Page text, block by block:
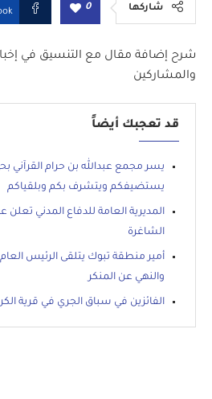
شاركها 0
شرح إضافة مقال مع التنسيق في
والمشاركين
قد تعجبك أيضاً
يسر مجمع عبدالله بن حرام القرآني
يستضيفكم ويتشرف بكم وبلقياكم
المديرية العامة للدفاع المدني
الشاغرة
أمير منطقة تبوك يتلقى الرئيس
والنهي عن المنكر
الفائزين في سباق الجري في قرية الكر